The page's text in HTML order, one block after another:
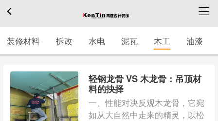
装修材料 拆改 水电 泥瓦 木工 油漆
轻钢龙骨 VS 木龙骨：吊顶材
料的抉择
一、性能对决反观木龙骨，它宛
如从大自然中走来的精灵，以松